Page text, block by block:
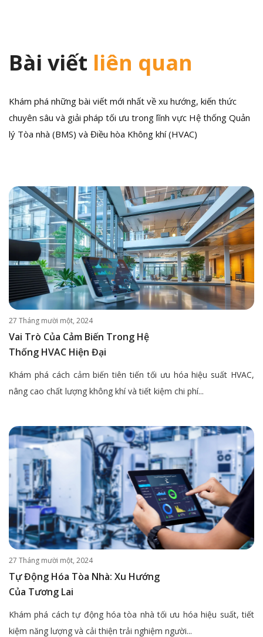
Bài viết liên quan
Khám phá những bài viết mới nhất về xu hướng, kiến thức
chuyên sâu và giải pháp tối ưu trong lĩnh vực Hệ thống Quản
lý Tòa nhà (BMS) và Điều hòa Không khí (HVAC)
27 Tháng mười một, 2024
Vai Trò Của Cảm Biến Trong Hệ
Thống HVAC Hiện Đại
Khám phá cách cảm biến tiên tiến tối ưu hóa hiệu suất HVAC,
nâng cao chất lượng không khí và tiết kiệm chi phí...
27 Tháng mười một, 2024
Tự Động Hóa Tòa Nhà: Xu Hướng
Của Tương Lai
Khám phá cách tự động hóa tòa nhà tối ưu hóa hiệu suất, tiết
kiệm năng lượng và cải thiện trải nghiệm người...